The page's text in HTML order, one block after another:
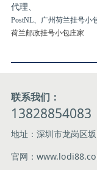
代理、
PostNL、广州荷兰挂号小包
荷兰邮政挂号小包庄家
联系我们：
13828854083
地址：深圳市龙岗区
官网：